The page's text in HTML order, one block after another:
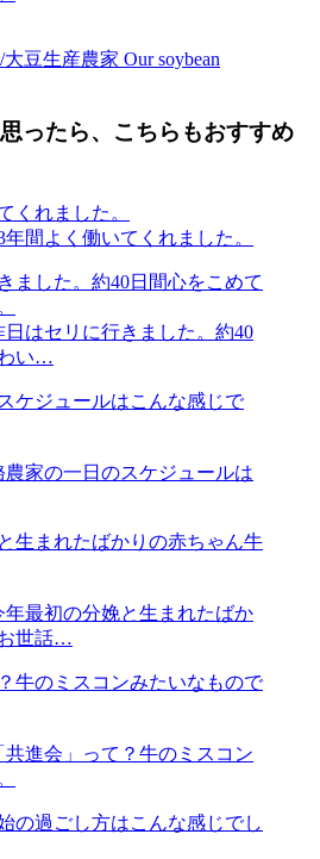
大豆生産農家 Our soybean
ったら、こちらもおすすめ
年間よく働いてくれました。
日はセリに行きました。約40
い…
農家の一日のスケジュールは
年最初の分娩と生まれたばか
世話…
共進会」って？牛のミスコン